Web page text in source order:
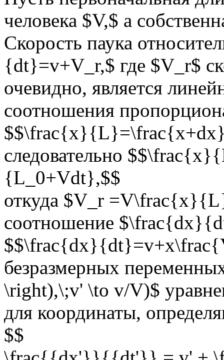
человека $V,$ а
Скорость паука
{dt}=v+V_r,$ где $V_r$
очевидно, является
соотношения
следовательно
{L_0+Vdt},$$
откуда $V_r
соотношение
безразмерных
\right),\;v' \to v/V)$
для координаты,
$$